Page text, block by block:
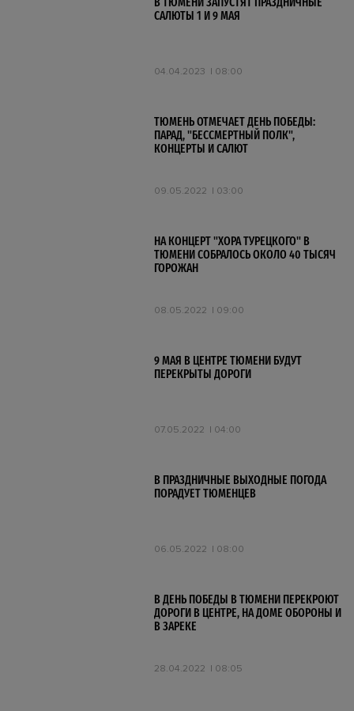
САЛЮТЫ 1 И 9 МАЯ
04.04.2023 08:00
ТЮМЕНЬ ОТМЕЧАЕТ ДЕНЬ ПОБЕДЫ:
ПАРАД, "БЕССМЕРТНЫЙ ПОЛК",
КОНЦЕРТЫ И САЛЮТ
09.05.2022 03:00
НА КОНЦЕРТ "ХОРА ТУРЕЦКОГО" В
ТЮМЕНИ СОБРАЛОСЬ ОКОЛО 40 ТЫСЯЧ
ГОРОЖАН
08.05.2022 09:00
9 МАЯ В ЦЕНТРЕ ТЮМЕНИ БУДУТ
ПЕРЕКРЫТЫ ДОРОГИ
07.05.2022 04:00
В ПРАЗДНИЧНЫЕ ВЫХОДНЫЕ ПОГОДА
ПОРАДУЕТ ТЮМЕНЦЕВ
06.05.2022 08:00
В ДЕНЬ ПОБЕДЫ В ТЮМЕНИ ПЕРЕКРОЮТ
ДОРОГИ В ЦЕНТРЕ, НА ДОМЕ ОБОРОНЫ И
В ЗАРЕКЕ
28.04.2022 08:05